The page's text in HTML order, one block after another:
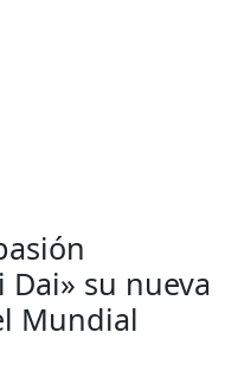
su nueva
Mundial